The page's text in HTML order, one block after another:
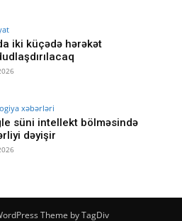
iki küçədə hərəkət
xəbərləri
süni intellekt bölməsində
dəyişir
Theme by TagDiv